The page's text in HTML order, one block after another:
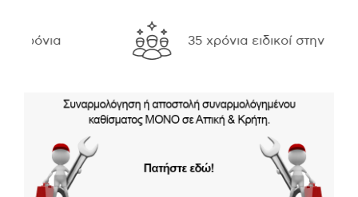
35 χρόνια ειδικοί στην εργονομία